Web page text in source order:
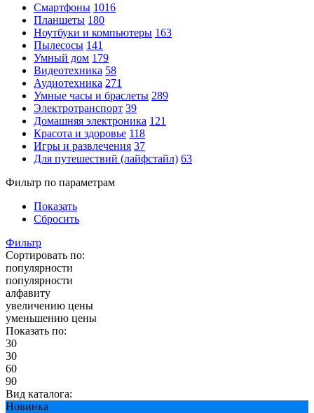
Смартфоны 1016
Планшеты 180
Ноутбуки и компьютеры 163
Пылесосы 141
Умный дом 179
Видеотехника 58
Аудиотехника 271
Умные часы и браслеты 289
Электротранспорт 39
Домашняя электроника 121
Красота и здоровье 118
Игры и развлечения 37
Для путешествий (лайфстайл) 63
Фильтр по параметрам
Показать
Сбросить
Фильтр
Сортировать по:
популярности
популярности
алфавиту
увеличению цены
уменьшению цены
Показать по:
30
30
60
90
Вид каталога:
Новинка